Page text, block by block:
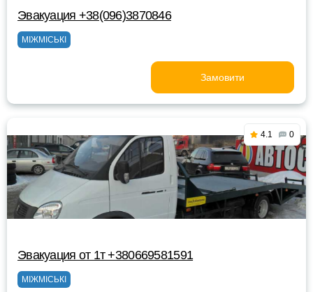
Эвакуация +38(096)3870846
МІЖМІСЬКІ
Замовити
4.1 0
Эвакуация от 1т +380669581591
МІЖМІСЬКІ